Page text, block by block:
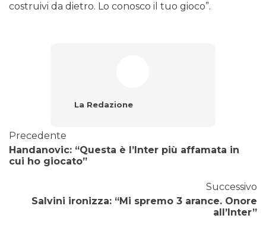
costruivi da dietro. Lo conosco il tuo gioco”.
La Redazione
Precedente
Handanovic: “Questa è l’Inter più affamata in
cui ho giocato”
Successivo
Salvini ironizza: “Mi spremo 3 arance. Onore
all’Inter”